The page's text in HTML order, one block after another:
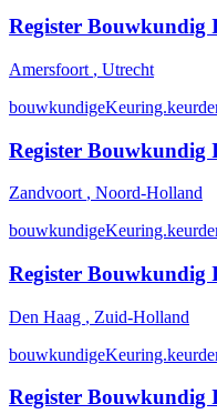
Register Bouwkundig
Amersfoort , Utrecht
Register Bouwkundig
Zandvoort , Noord-Holland
Register Bouwkundig
Den Haag , Zuid-Holland
Register Bouwkundig